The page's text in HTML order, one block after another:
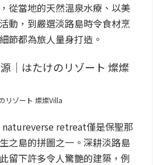
從當地的天然溫泉水療、以美
動，到嚴選淡路島時令食材烹
節都為旅人量身打造。
リゾート 燦燦Villa
natureverse retreat僅是保聖那
之島的拼圖之一。深耕淡路島
留下許多令人驚艷的建築，例